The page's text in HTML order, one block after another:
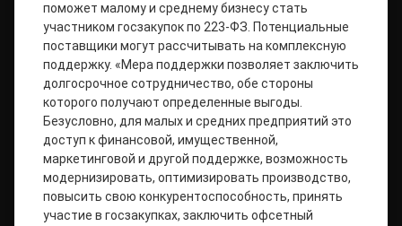
поможет малому и среднему бизнесу стать
участником госзакупок по 223-ФЗ. Потенциальные
поставщики могут рассчитывать на комплексную
поддержку. «Мера поддержки позволяет заключить
долгосрочное сотрудничество, обе стороны
которого получают определенные выгоды.
Безусловно, для малых и средних предприятий это
доступ к финансовой, имущественной,
маркетинговой и другой поддержке, возможность
модернизировать, оптимизировать производство,
повысить свою конкурентоспособность, принять
участие в госзакупках, заключить офсетный